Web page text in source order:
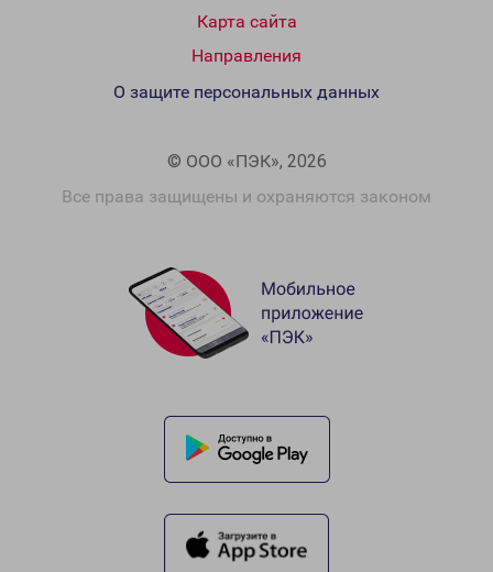
Карта сайта
Направления
© ООО «ПЭК», 2026
Все права защищены и охраняются законом
О защите персональных данных